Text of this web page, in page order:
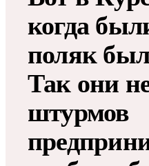
когда
поляк
Так они
штурмов